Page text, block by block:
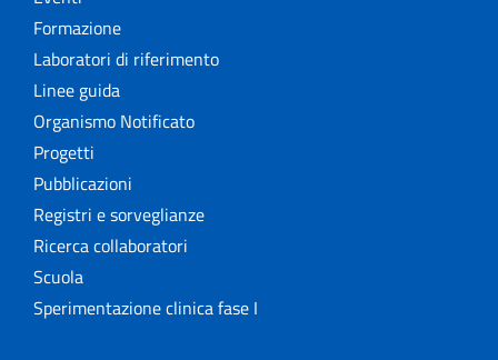
Formazione
Laboratori di riferimento
Linee guida
Organismo Notificato
Progetti
Pubblicazioni
Registri e sorveglianze
Ricerca collaboratori
Scuola
Sperimentazione clinica fase I